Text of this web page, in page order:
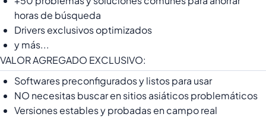
horas de búsqueda
Drivers exclusivos optimizados
y más...
VALOR AGREGADO EXCLUSIVO:
Softwares preconfigurados y listos para usar
NO necesitas buscar en sitios asiáticos problemáticos
Versiones estables y probadas en campo real